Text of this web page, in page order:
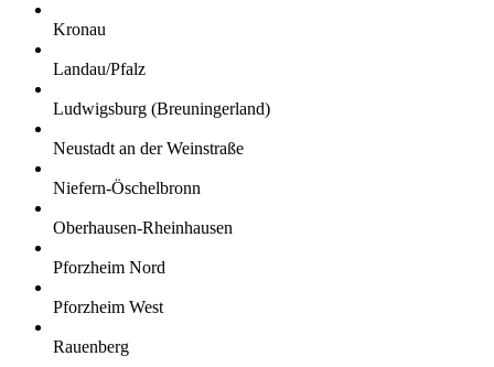
Kronau
Landau/Pfalz
Ludwigsburg (Breuningerland)
Neustadt an der Weinstraße
Niefern-Öschelbronn
Oberhausen-Rheinhausen
Pforzheim Nord
Pforzheim West
Rauenberg